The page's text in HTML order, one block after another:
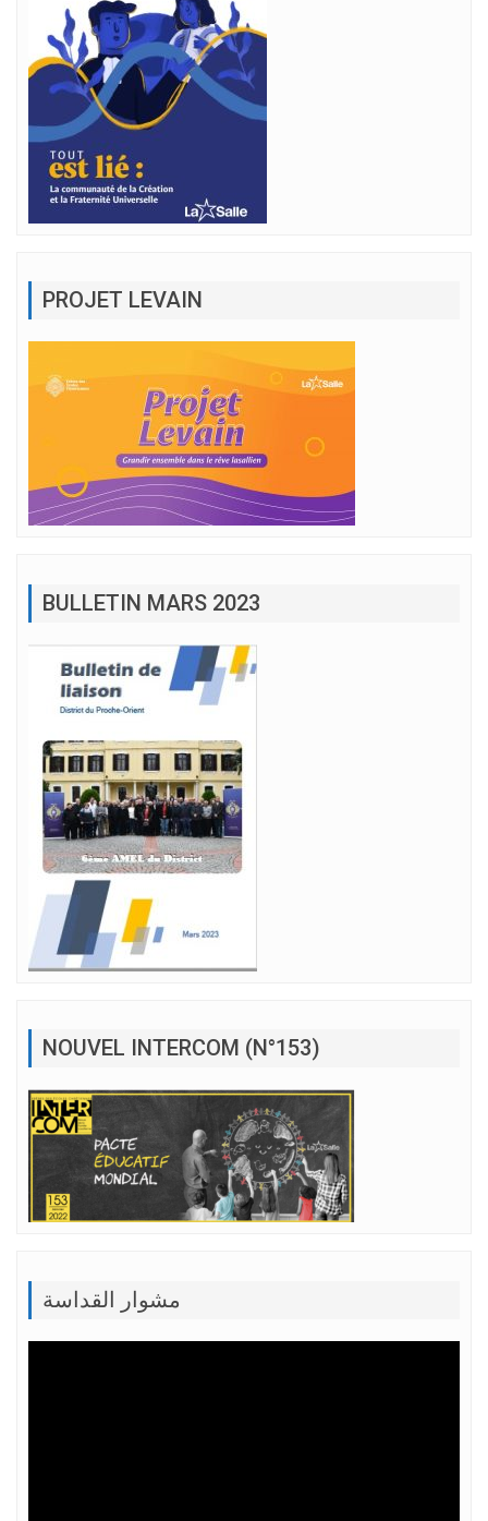
PROJET LEVAIN
BULLETIN MARS 2023
NOUVEL INTERCOM (N°153)
مشوار القداسة